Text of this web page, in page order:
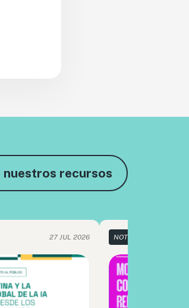
nuestros recursos
27 JUL 2026 NOTICIAS Y